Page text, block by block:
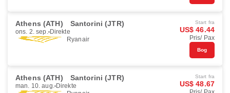
Athens (ATH) Santorini (JTR)
ons. 2. sep. Direkte
Ryanair
Start fra
US$ 46.44
Pris/ Pax
Bog
Athens (ATH) Santorini (JTR)
man. 10. aug. Direkte
Start fra
US$ 48.67